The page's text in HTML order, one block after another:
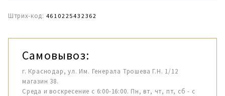
Штрих-код: 4610225432362
Самовывоз:
г. Краснодар, ул. Им. Генерала Трошева Г.Н. 1/12
магазин 38.
Среда и воскресение с 6:00-16:00. Пн, вт, чт, пт, сб - с